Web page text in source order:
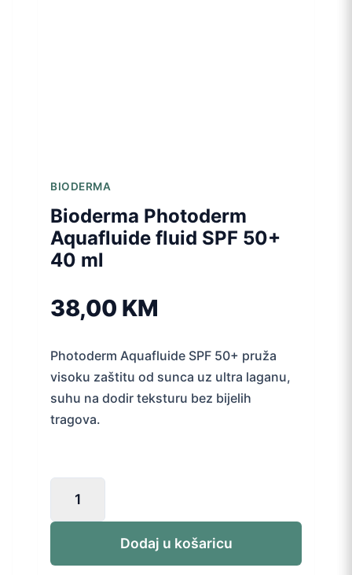
BIODERMA
Bioderma Photoderm
Aquafluide fluid SPF 50+
40 ml
38,00 KM
Photoderm Aquafluide SPF 50+ pruža
visoku zaštitu od sunca uz ultra laganu,
suhu na dodir teksturu bez bijelih
tragova.
Photoderm
Aquafluide
Dodaj u košaricu